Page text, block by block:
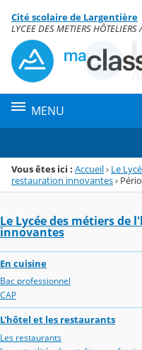
Menu de la rubrique
Contenu
Cité scolaire de Largentière
LYCEE DES METIERS
MENU
Vous êtes ici : Accueil› Le
restauration innovantes›
Le Lycée des métiers
innovantes
En cuisine
Bac professionnel
CAP
L'hôtel et les restaurants
Les restaurants